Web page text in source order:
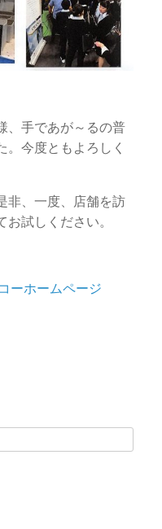
、手であが～るの普
。今度ともよろしく
非、一度、店舗を訪
試しください。
ーホームページ